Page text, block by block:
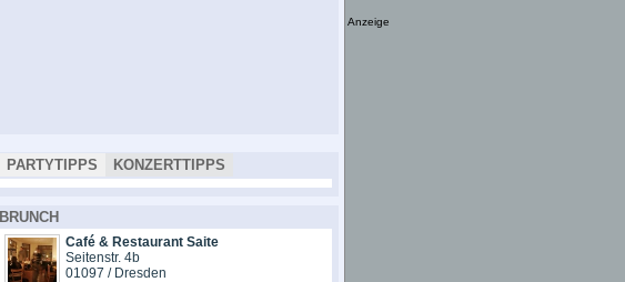
PARTYTIPPS KONZERTTIPPS
BRUNCH
Café & Restaurant Saite
Seitenstr. 4b
01097 / Dresden
Anzeige